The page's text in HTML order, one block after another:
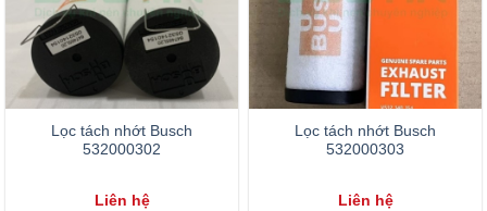
Lọc tách nhớt Busch
532000302
Liên hệ
Lọc tách nhớt Busch
532000303
Liên hệ